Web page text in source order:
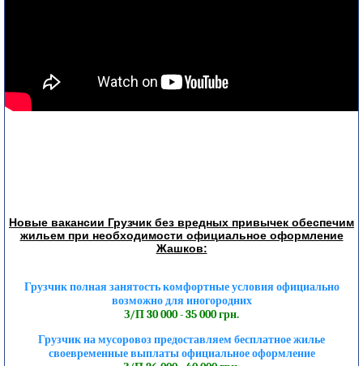
Новые вакансии Грузчик без вредных привычек обеспечим
жильем при необходимости официальное оформление
Жашков:
Грузчик полная занятость комфортные условия официально
возможно для иногородних
З/П 30 000 - 35 000 грн.
Грузчик на мусоровоз предоставляем бесплатное жилье
своевременные выплаты официальное оформление